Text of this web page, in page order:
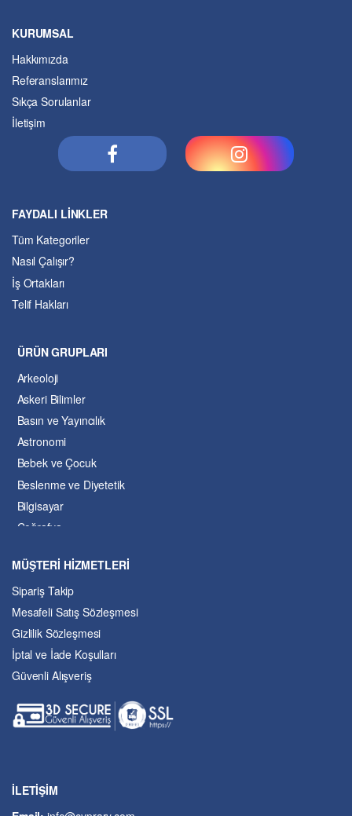
KURUMSAL
Hakkımızda
Referanslarımız
Sıkça Sorulanlar
İletişim
FAYDALI LİNKLER
Tüm Kategoriler
Nasıl Çalışır?
İş Ortakları
Telif Hakları
ÜRÜN GRUPLARI
Arkeoloji
Askeri Bilimler
Basın ve Yayıncılık
Astronomi
Bebek ve Çocuk
Beslenme ve Diyetetik
Bilgisayar
Coğrafya
Dil ve Edebiyat
Eğitim
Ekonomi ve Finans
Enerji
Felsefe
Fen Bilimleri
Güzel Sanatlar
İşletme ve Yönetim
MÜŞTERİ HİZMETLERİ
Sipariş Takip
Mesafeli Satış Sözleşmesi
Gizlilik Sözleşmesi
İptal ve İade Koşulları
Güvenli Alışveriş
İLETİŞİM